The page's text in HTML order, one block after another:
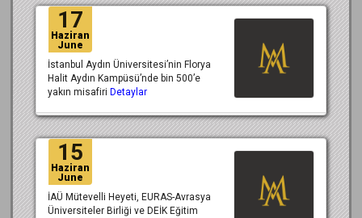
17
Haziran
June
İstanbul Aydın Üniversitesi’nin Florya
Halit Aydın Kampüsü’nde bin 500’e
yakın misafiri Detaylar
15
Haziran
June
İAÜ Mütevelli Heyeti, EURAS-Avrasya
Üniversiteler Birliği ve DEİK Eğitim